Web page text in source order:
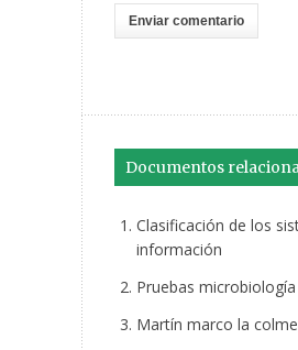
Documentos
Clasificación de los
información
Pruebas microbiología
Martín marco la